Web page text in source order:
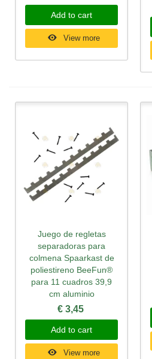
Add to cart
View more
Juego de regletas
separadoras para
colmena Spaarkast de
poliestireno BeeFun®
para 11 cuadros 39,9
cm aluminio
€ 3,45
Add to cart
View more